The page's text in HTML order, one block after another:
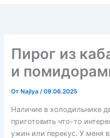
Пирог из
и
От Najlya/09.06.2025
Наличие в холодильнике
приготовить что-то
ужин или перекус. У меня